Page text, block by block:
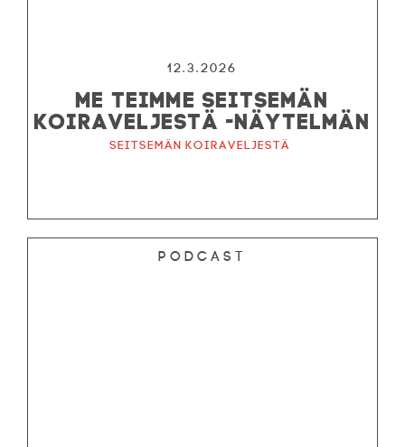
12.3.2026
ME TEIMME SEITSEMÄN
KOIRAVELJESTÄ -NÄYTELMÄN
Seitsemän koiraveljestä
Podcast